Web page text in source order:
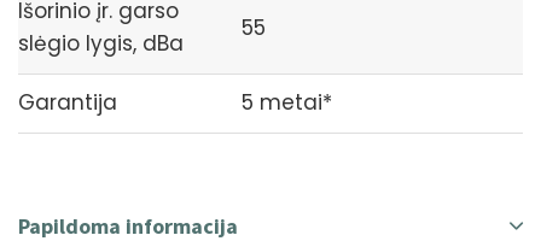
Išorinio įr. garso
slėgio lygis, dBa
55
Garantija 5 metai*
Papildoma informacija